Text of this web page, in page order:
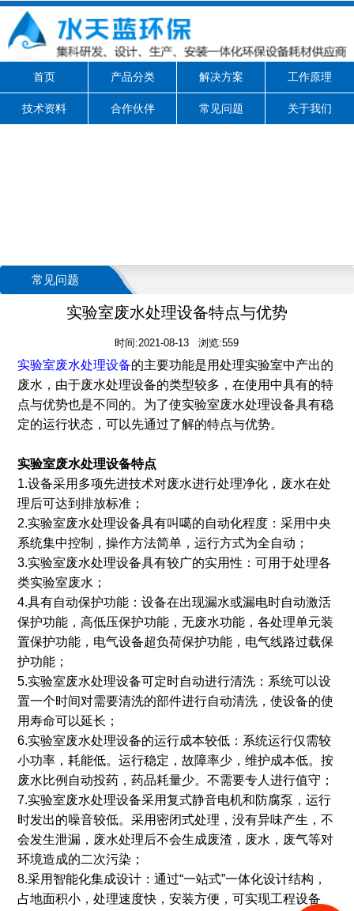
首页 产品分类 解决方案 工作原理
技术资料 合作伙伴 常见问题 关于我们
常见问题
实验室废水处理设备特点与优势
时间:2021-08-13 浏览:559
实验室废水处理设备的主要功能是用处理实验室中产出的
废水，由于废水处理设备的类型较多，在使用中具有的特
点与优势也是不同的。为了使实验室废水处理设备具有稳
定的运行状态，可以先通过了解的特点与优势。
实验室废水处理设备特点
1.设备采用多项先进技术对废水进行处理净化，废水在处
理后可达到排放标准；
2.实验室废水处理设备具有叫噶的自动化程度：采用中央
系统集中控制，操作方法简单，运行方式为全自动；
3.实验室废水处理设备具有较广的实用性：可用于处理各
类实验室废水；
4.具有自动保护功能：设备在出现漏水或漏电时自动激活
保护功能，高低压保护功能，无废水功能，各处理单元装
置保护功能，电气设备超负荷保护功能，电气线路过载保
护功能；
5.实验室废水处理设备可定时自动进行清洗：系统可以设
置一个时间对需要清洗的部件进行自动清洗，使设备的使
用寿命可以延长；
6.实验室废水处理设备的运行成本较低：系统运行仅需较
小功率，耗能低。运行稳定，故障率少，维护成本低。按
废水比例自动投药，药品耗量少。不需要专人进行值守；
7.实验室废水处理设备采用复式静音电机和防腐泵，运行
时发出的噪音较低。采用密闭式处理，没有异味产生，不
会发生泄漏，废水处理后不会生成废渣，废水，废气等对
环境造成的二次污染；
8.采用智能化集成设计：通过“一站式”一体化设计结构，
占地面积小，处理速度快，安装方便，可实现工程设备